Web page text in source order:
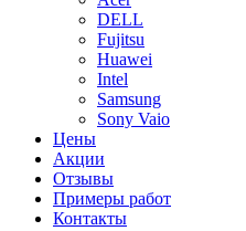
DELL
Fujitsu
Huawei
Intel
Samsung
Sony Vaio
Цены
Акции
Отзывы
Примеры работ
Контакты